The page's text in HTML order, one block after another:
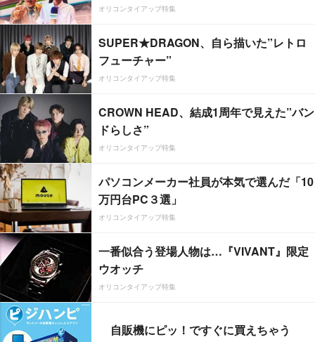
オリコンタイアップ特集
SUPER★DRAGON、自ら描いた”レトロ
フューチャー”
オリコンタイアップ特集
CROWN HEAD、結成1周年で見えた”バン
ドらしさ”
オリコンタイアップ特集
パソコンメーカー社員が本気で選んだ「10
万円台PC３選」
オリコンタイアップ特集
一番似合う登場人物は…『VIVANT』限定
ウオッチ
オリコンタイアップ特集
自販機にピッ！ですぐに買えちゃう